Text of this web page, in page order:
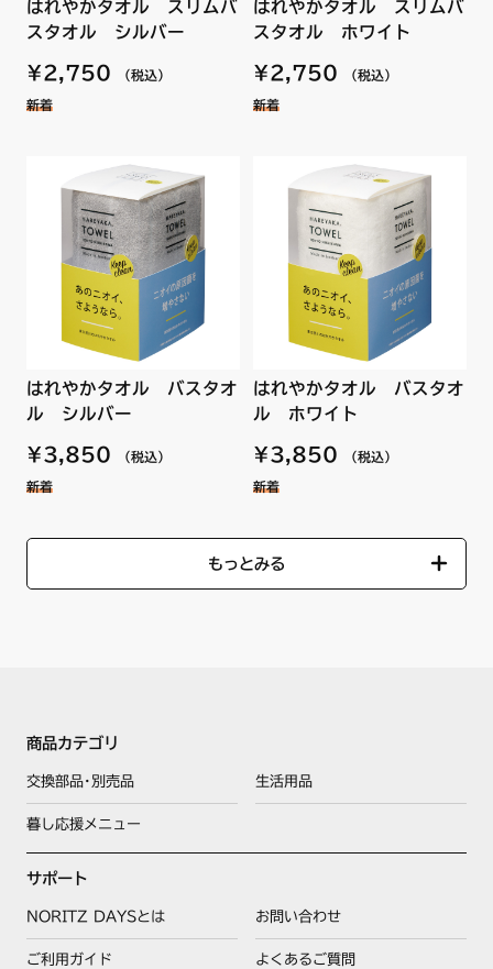
はれやかタオル スリムバ
スタオル シルバー
¥2,750 （税込）
新着
はれやかタオル スリムバ
スタオル ホワイト
¥2,750 （税込）
新着
はれやかタオル バスタオ
ル シルバー
¥3,850 （税込）
新着
はれやかタオル バスタオ
ル ホワイト
¥3,850 （税込）
新着
もっとみる
商品カテゴリ
交換部品･別売品 生活用品
暮し応援メニュー
サポート
NORITZ DAYSとは お問い合わせ
ご利用ガイド よくあるご質問